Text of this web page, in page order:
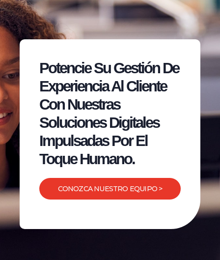
Potencie Su Gestión De
Experiencia Al Cliente
Con Nuestras
Soluciones Digitales
Impulsadas Por El
Toque Humano.
CONOZCA NUESTRO EQUIPO >